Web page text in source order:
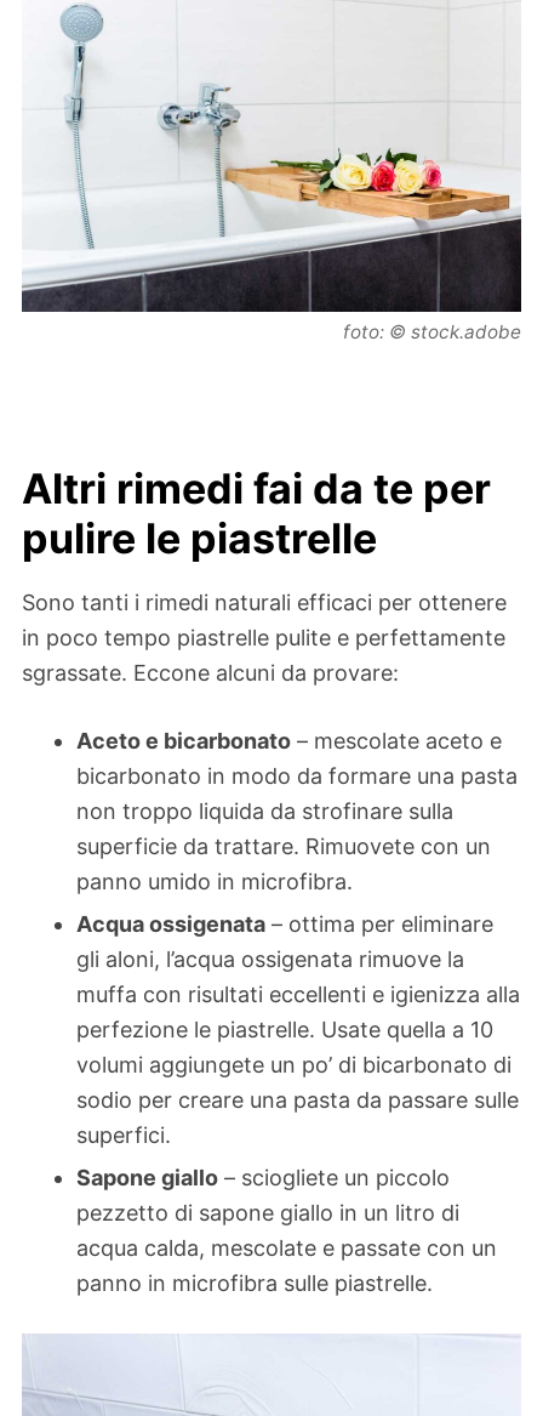
foto: © stock.adobe
Altri rimedi fai da te per
pulire le piastrelle
Sono tanti i rimedi naturali efficaci per ottenere
in poco tempo piastrelle pulite e perfettamente
sgrassate. Eccone alcuni da provare:
Aceto e bicarbonato – mescolate aceto e
bicarbonato in modo da formare una pasta
non troppo liquida da strofinare sulla
superficie da trattare. Rimuovete con un
panno umido in microfibra.
Acqua ossigenata – ottima per eliminare
gli aloni, l’acqua ossigenata rimuove la
muffa con risultati eccellenti e igienizza alla
perfezione le piastrelle. Usate quella a 10
volumi aggiungete un po’ di bicarbonato di
sodio per creare una pasta da passare sulle
superfici.
Sapone giallo – sciogliete un piccolo
pezzetto di sapone giallo in un litro di
acqua calda, mescolate e passate con un
panno in microfibra sulle piastrelle.